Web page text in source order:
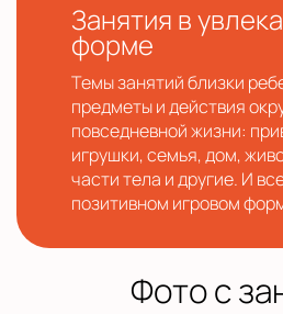
Занятия в
форме
Темы занятий близки
предметы и действия
повседневной жизни:
игрушки, семья, дом,
части тела и другие. И
позитивном игровом
Фото с